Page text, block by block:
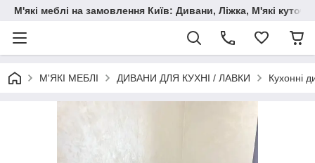
М'які меблі на замовлення Київ: Дивани, Ліжка, М'які
М'ЯКІ МЕБЛІ ДИВАНИ ДЛЯ КУХНІ / ЛАВКИ Кухонні